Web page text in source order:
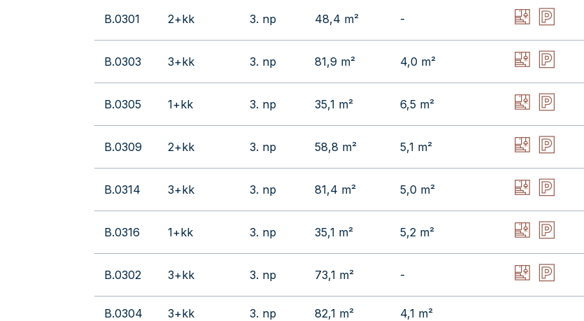
B.0301 2+kk 3. np 48,4 m² -
B.0303 3+kk 3. np 81,9 m² 4,0 m²
B.0305 1+kk 3. np 35,1 m² 6,5 m²
B.0309 2+kk 3. np 58,8 m² 5,1 m²
B.0314 3+kk 3. np 81,4 m² 5,0 m²
B.0316 1+kk 3. np 35,1 m² 5,2 m²
B.0302 3+kk 3. np 73,1 m² -
B.0304 3+kk 3. np 82,1 m² 4,1 m²